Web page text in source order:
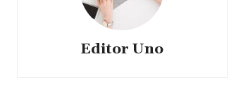
Editor Uno